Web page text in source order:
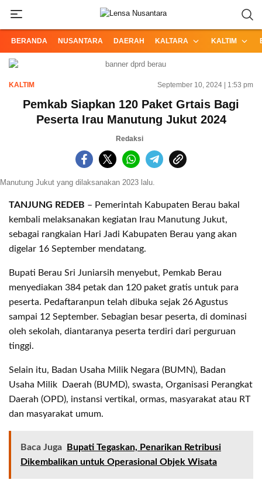
BERANDA NUSANTARA DAERAH KALTARA KALTIM
KALTIM September 10, 2024 | 1:53 pm
Pemkab Siapkan 120 Paket Grtais Bagi
Peserta Irau Manutung Jukut 2024
Redaksi
Manutung Jukut yang dilaksanakan 2023 lalu.
TANJUNG REDEB – Pemerintah Kabupaten Berau bakal
kembali melaksanakan kegiatan Irau Manutung Jukut,
sebagai rangkaian Hari Jadi Kabupaten Berau yang akan
digelar 16 September mendatang.
Bupati Berau Sri Juniarsih menyebut, Pemkab Berau
menyediakan 384 petak dan 120 paket gratis untuk para
peserta. Pedaftaranpun telah dibuka sejak 26 Agustus
sampai 12 September. Sebagian besar peserta, di dominasi
oleh sekolah, diantaranya peserta terdiri dari perguruan
tinggi.
Selain itu, Badan Usaha Milik Negara (BUMN), Badan
Usaha Milik Daerah (BUMD), swasta, Organisasi Perangkat
Daerah (OPD), instansi vertikal, ormas, masyarakat atau RT
dan masyarakat umum.
Baca Juga
Bupati Tegaskan, Penarikan Retribusi
Dikembalikan untuk Operasional Objek Wisata